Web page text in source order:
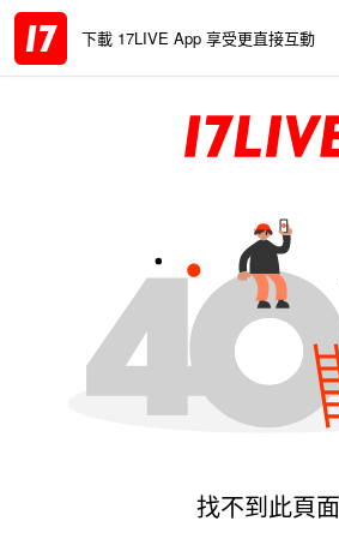
下載 17LIVE App 享受更直接互動
找不到此頁面